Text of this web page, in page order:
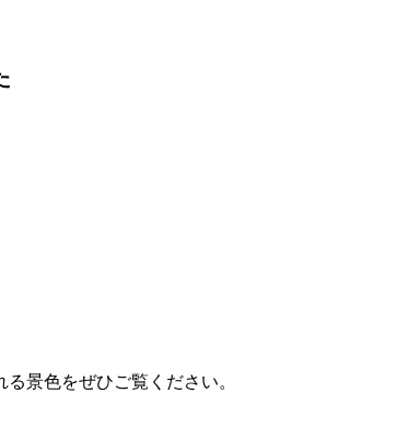
景色をぜひご覧ください。